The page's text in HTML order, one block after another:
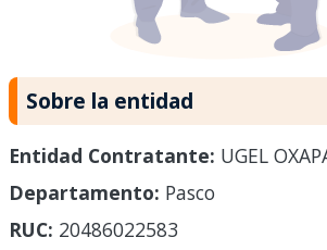
Sobre la entidad
Entidad Contratante: UGEL
Departamento: Pasco
RUC: 20486022583